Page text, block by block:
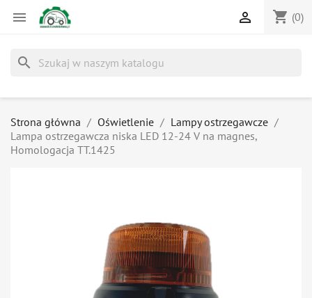
 shopping_cart (0)

search
Strona główna Oświetlenie
Lampy ostrzegawcze
Lampa ostrzegawcza niska LED 12-24 V na magnes,
Homologacja TT.1425